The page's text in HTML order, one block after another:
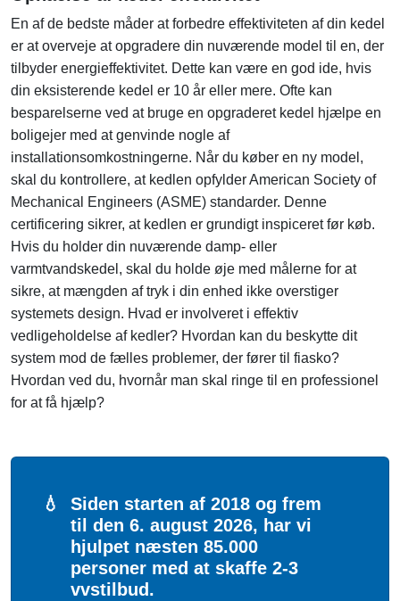
En af de bedste måder at forbedre effektiviteten af ​​din kedel
er at overveje at opgradere din nuværende model til en, der
tilbyder energieffektivitet. Dette kan være en god ide, hvis
din eksisterende kedel er 10 år eller mere. Ofte kan
besparelserne ved at bruge en opgraderet kedel hjælpe en
boligejer med at genvinde nogle af
installationsomkostningerne. Når du køber en ny model,
skal du kontrollere, at kedlen opfylder American Society of
Mechanical Engineers (ASME) standarder. Denne
certificering sikrer, at kedlen er grundigt inspiceret før køb.
Hvis du holder din nuværende damp- eller
varmtvandskedel, skal du holde øje med målerne for at
sikre, at mængden af ​​tryk i din enhed ikke overstiger
systemets design. Hvad er involveret i effektiv
vedligeholdelse af kedler? Hvordan kan du beskytte dit
system mod de fælles problemer, der fører til fiasko?
Hvordan ved du, hvornår man skal ringe til en professionel
for at få hjælp?
💧 Siden starten af 2018 og frem
til den 6. august 2026, har vi
hjulpet næsten 85.000
personer med at skaffe 2-3
vvstilbud.